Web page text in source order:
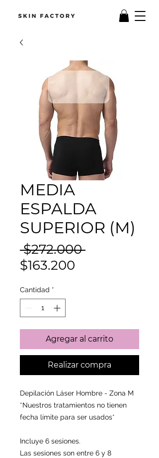
MEDIA
ESPALDA
SUPERIOR (M)
$272.000 Precio
$163.200
Cantidad *
Agregar al carrito
Realizar compra
Depilación Láser Hombre - Zona M
*Nuestros tratamientos no tienen
fecha límite para ser usados*
Incluye 6 sesiones.
Las sesiones son entre 6 y 8